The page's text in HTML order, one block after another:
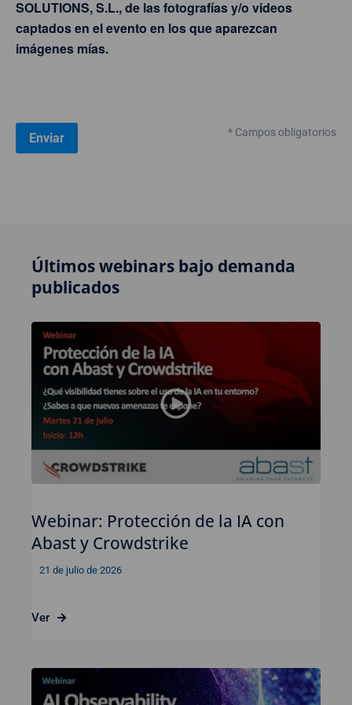
SOLUTIONS, S.L., de las fotografías y/o videos
captados en el evento en los que aparezcan
imágenes mías.
* Campos obligatorios
Últimos webinars bajo demanda
publicados
Webinar: Protección de la IA con
Abast y Crowdstrike
21 de julio de 2026
Ver